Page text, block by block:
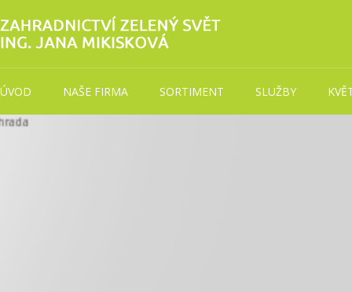
ÚVOD NAŠE FIRMA SORTIMENT SLUŽBY